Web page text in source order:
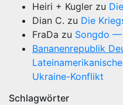
Heiri + Kugler zu
Dian C. zu Die
FraDa zu Songdo —
Bananenrepublik
Ukraine-Konflikt
Schlagwörter